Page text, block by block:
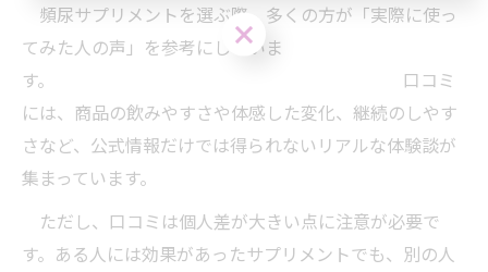
頻尿サプリメントを選ぶ際、多くの方が「実際に使っ
てみた人の声」を参考にしていま
す。 口コミ
には、商品の飲みやすさや体感した変化、継続のしやす
さなど、公式情報だけでは得られないリアルな体験談が
集まっています。
ただし、口コミは個人差が大きい点に注意が必要で
す。ある人には効果があったサプリメントでも、別の人
ご購入はこちら